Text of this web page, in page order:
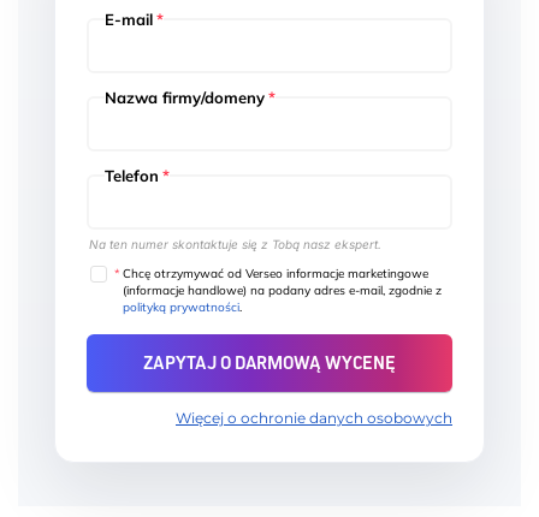
E-mail*
Nazwa firmy/domeny*
Telefon *
Na ten numer skontaktuje się z Tobą nasz ekspert.
Chcę otrzymywać od Verseo informacje marketingowe
(informacje handlowe) na podany adres e-mail, zgodnie z
polityką prywatności.
*
Więcej o ochronie danych osobowych